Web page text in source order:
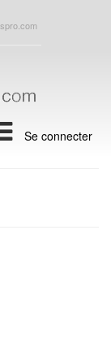
Se connecter